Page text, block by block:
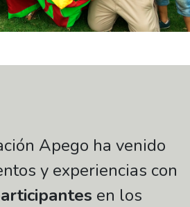
Apego ha venido
y experiencias con
en los